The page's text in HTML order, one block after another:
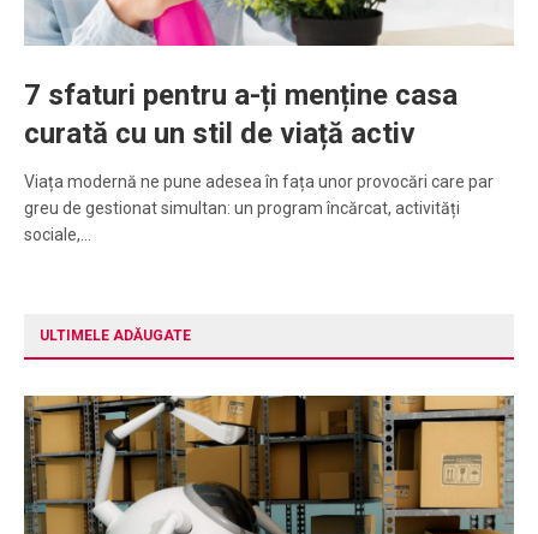
7 sfaturi pentru a-ți menține casa
curată cu un stil de viață activ
Viața modernă ne pune adesea în fața unor provocări care par
greu de gestionat simultan: un program încărcat, activități
sociale,…
ULTIMELE ADĂUGATE